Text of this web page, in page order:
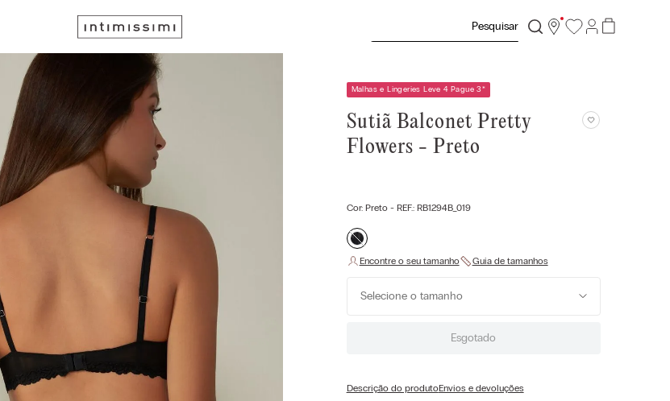
Malhas e Lingeries Leve 4 Pague 3*
Sutiã Balconet Pretty
Flowers - Preto
Cor: Preto- REF.: RB1294B_019
Selecione o tamanho
Esgotado
Descrição do produtoEnvios e devoluções